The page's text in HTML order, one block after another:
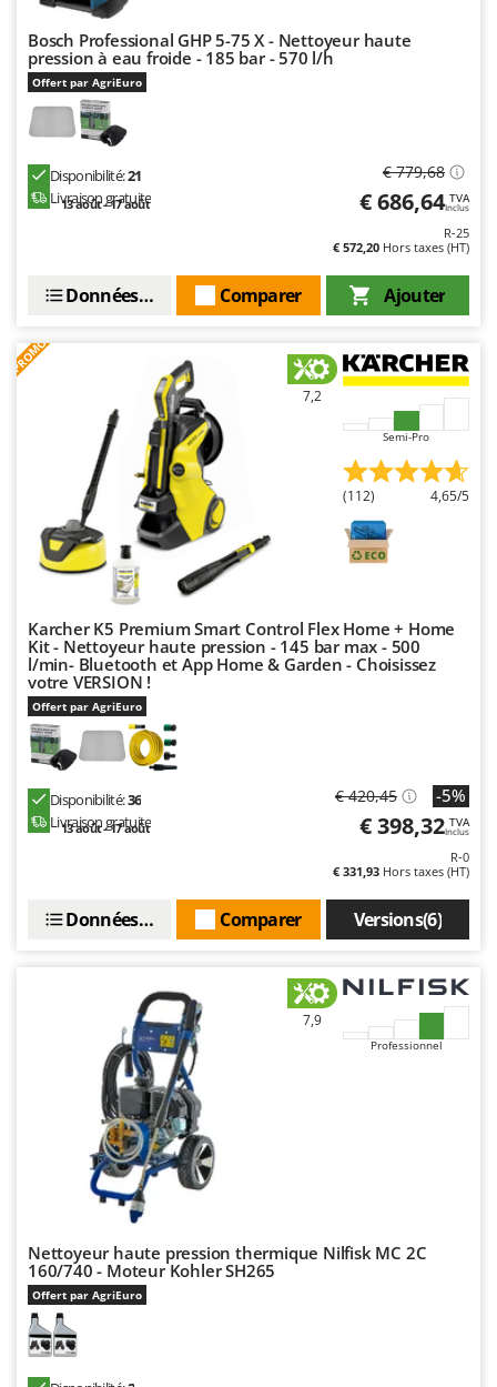
Troy-Bilt
U
Udor
Unger
V
Verdemax
Vesco
Waldner
Wiper EcoRobot
Wolf Garten
Wortex
Worx
Yard Force
Z
Zanon
Zephir
ZGrills
Zodiac
Zomax
Bosch Professional GHP 5-75 X - Nettoyeur haute
pression à eau froide - 185 bar - 570 l/h
Offert par AgriEuro
Disponibilité:21
Livraison gratuite
13 août - 17 août
€ 779,68
€ 686,64 TVA
Inclus
R-25
€ 572,20 Hors taxes (HT)
Ajouter
Comparer
Données techniques
PROMO
7,2
Semi-Pro
(112) 4,65/5
Karcher K5 Premium Smart Control Flex Home + Home
Kit - Nettoyeur haute pression - 145 bar max - 500
l/min- Bluetooth et App Home & Garden - Choisissez
votre VERSION !
Offert par AgriEuro
Disponibilité:36
Livraison gratuite
13 août - 17 août
€ 420,45 -5%
€ 398,32 TVA
Inclus
R-0
€ 331,93 Hors taxes (HT)
Versions(6)
Comparer
Données techniques
7,9
Professionnel
Nettoyeur haute pression thermique Nilfisk MC 2C
160/740 - Moteur Kohler SH265
Offert par AgriEuro